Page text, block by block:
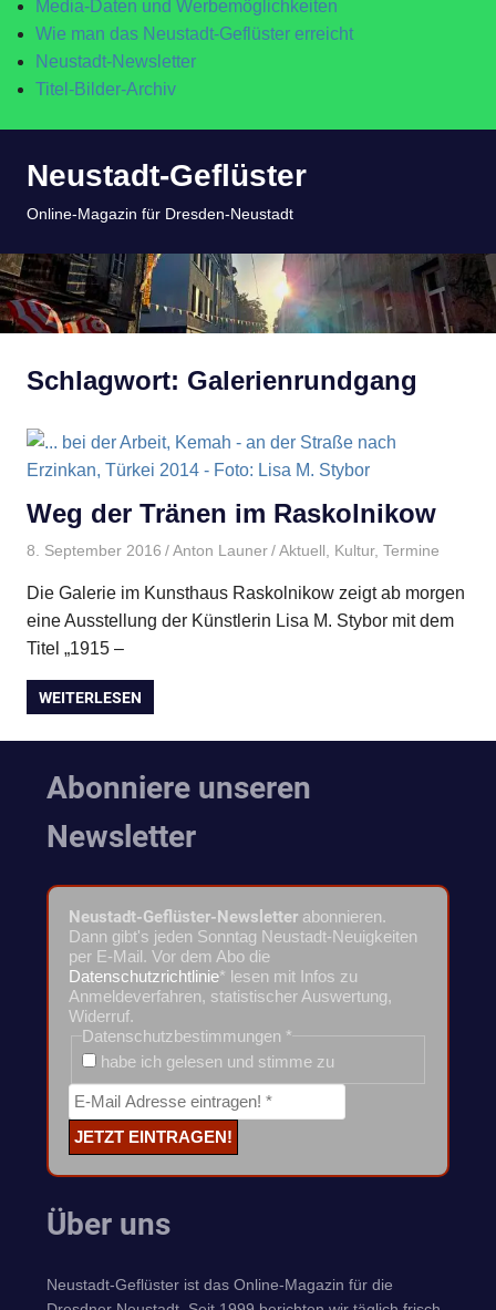
Media-Daten und Werbemöglichkeiten
Wie man das Neustadt-Geflüster erreicht
Neustadt-Newsletter
Titel-Bilder-Archiv
InhaltNeustadt-Geflüster
Online-Magazin für Dresden-Neustadt
Schlagwort: Galerienrundgang
Weg der Tränen im Raskolnikow
8. September 2016 Anton Launer Aktuell, Kultur, Termine
Die Galerie im Kunsthaus Raskolnikow zeigt ab morgen
eine Ausstellung der Künstlerin Lisa M. Stybor mit dem
Titel „1915 –
WEITERLESEN
Abonniere unseren
Newsletter
Neustadt-Geflüster-Newsletter abonnieren.
Dann gibt's jeden Sonntag Neustadt-Neuigkeiten
per E-Mail. Vor dem Abo die
Datenschutzrichtlinie* lesen mit Infos zu
Anmeldeverfahren, statistischer Auswertung,
Widerruf.
Datenschutzbestimmungen *
habe ich gelesen und stimme zu
Über uns
Neustadt-Geflüster ist das Online-Magazin für die